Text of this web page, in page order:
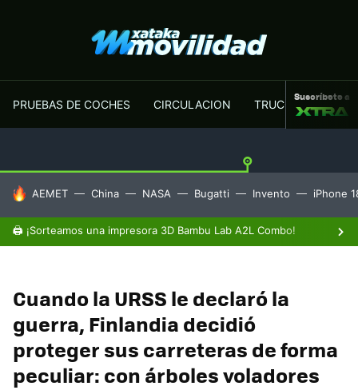
PRUEBAS DE COCHES CIRCULACION TRUCOS MOTOR
Suscríbete a
HOY SE HABLA DE
AEMET China NASA Bugatti Invento iPhone
🖨️ ¡Sorteamos una impresora 3D Bambu Lab A2L Combo!
Cuando la URSS le declaró la
guerra, Finlandia decidió
proteger sus carreteras de forma
peculiar: con árboles voladores